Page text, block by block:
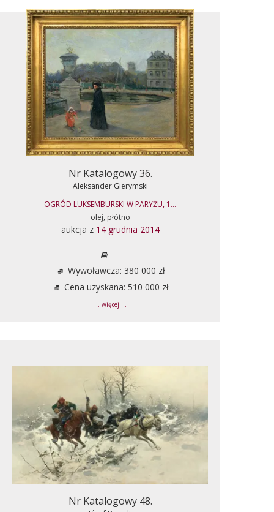
Nr Katalogowy 36.
Aleksander Gierymski
OGRÓD LUKSEMBURSKI W PARYŻU, 1...
olej, płótno
aukcja z 14 grudnia 2014
Wywoławcza: 380 000 zł
Cena uzyskana: 510 000 zł
... więcej ...
Nr Katalogowy 48.